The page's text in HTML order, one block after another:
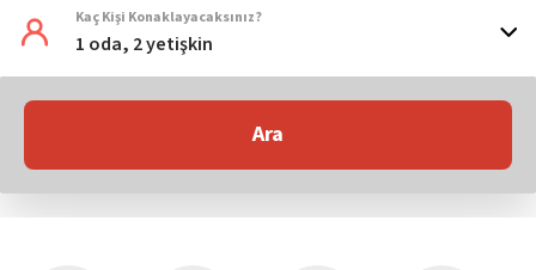
Kaç Kişi Konaklayacaksınız?
1 oda, 2 yetişkin
Ara